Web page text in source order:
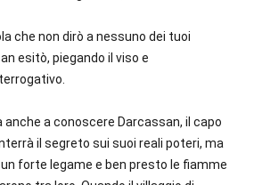
che non dirò a nessuno dei tuoi
esitò, piegando il viso e
anche a conoscere Darcassan, il capo
il segreto sui suoi reali poteri, ma
forte legame e ben presto le fiamme